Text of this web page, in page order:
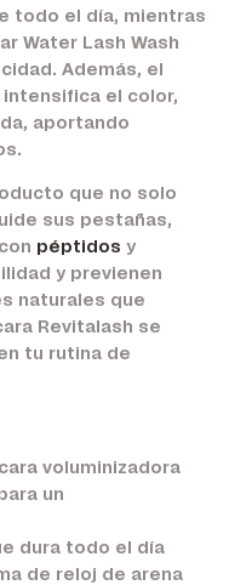
todo el día, mientras
Water Lash Wash
Además, el
el color,
aportando
que no solo
sus pestañas,
péptidos y
y previenen
naturales que
Revitalash se
tu rutina de
voluminizadora
un
dura todo el día
de reloj de arena